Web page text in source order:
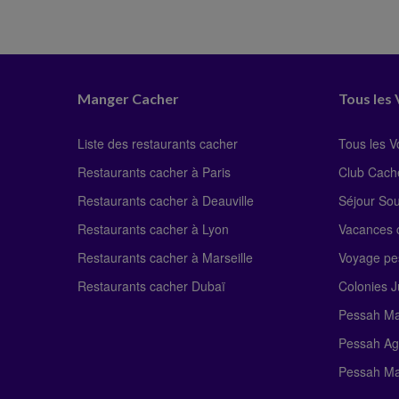
Manger Cacher
Liste des restaurants cacher
Restaurants cacher à Paris
Restaurants cacher à Deauville
Restaurants cacher à Lyon
Restaurants cacher à Marseille
Restaurants cacher Dubaï
Tous les
Tous les
Club
Séjour
Vacances
Voyage
Colonies
Pessah
Pessah
Pessah